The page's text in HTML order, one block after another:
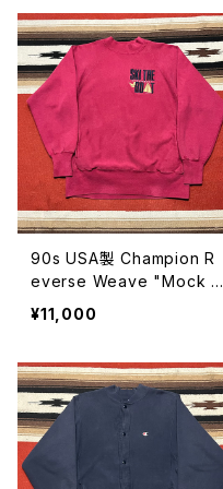
90s USA製 Champion R
everse Weave "Mock N
eck" size L
¥11,000